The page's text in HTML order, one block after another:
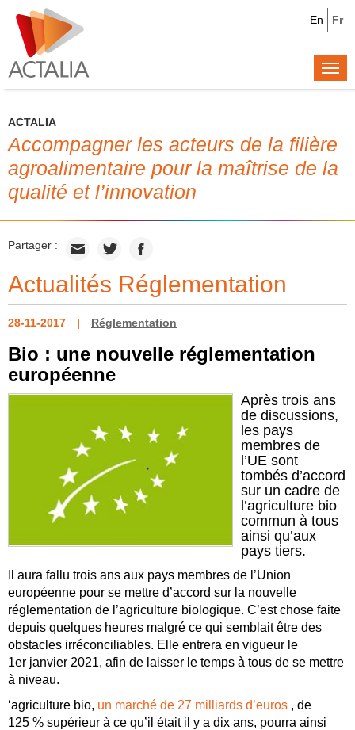
Fr
En
ACTALIA
Accompagner les acteurs de la filière
agroalimentaire pour la maîtrise de la
qualité et l’innovation
Partager :
Actualités Réglementation
28-11-2017 Réglementation
Bio : une nouvelle réglementation
européenne
Après trois ans
de discussions,
les pays
membres de
l’UE sont
tombés d’accord
sur un cadre de
l’agriculture bio
commun à tous
ainsi qu’aux
pays tiers.
Il aura fallu trois ans aux pays membres de l’Union
européenne pour se mettre d’accord sur la nouvelle
réglementation de l’agriculture biologique. C’est chose faite
depuis quelques heures malgré ce qui semblait être des
obstacles irréconciliables. Elle entrera en vigueur le
1er janvier 2021, afin de laisser le temps à tous de se mettre
à niveau.
‘agriculture bio, un marché de 27 milliards d’euros , de
125 % supérieur à ce qu’il était il y a dix ans, pourra ainsi